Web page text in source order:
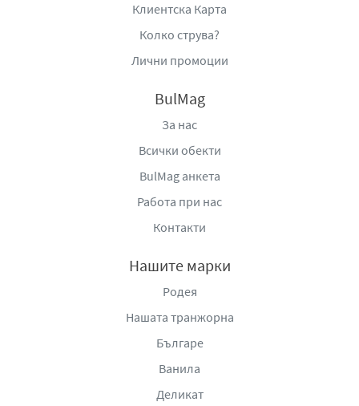
Клиентска Карта
Колко струва?
Лични промоции
BulMag
За нас
Всички обекти
BulMag анкета
Работа при нас
Контакти
Нашите марки
Родея
Нашата транжорна
Българе
Ванила
Деликат